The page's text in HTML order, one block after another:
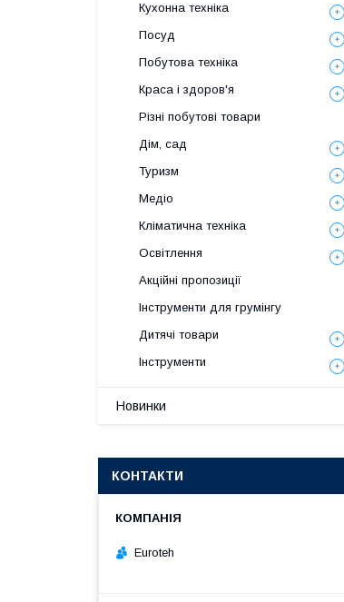
Кухонна техніка
Посуд
Побутова техніка
Краса і здоров'я
Різні побутові товари
Дім, сад
Туризм
Медіо
Кліматична техніка
Освітлення
Акційні пропозиції
Інструменти для грумінгу
Дитячі товари
Інструменти
Новинки
КОНТАКТИ
Euroteh